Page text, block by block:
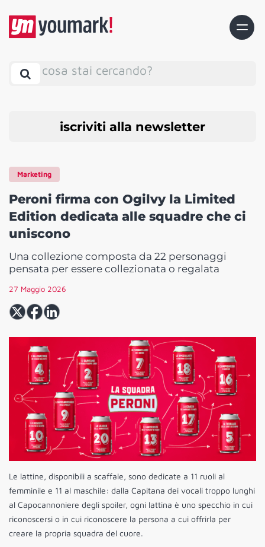
cosa stai cercando?
iscriviti alla newsletter
Marketing
Peroni firma con Ogilvy la Limited
Edition dedicata alle squadre che ci
uniscono
Una collezione composta da 22 personaggi
pensata per essere collezionata o regalata
27 Maggio 2026
Le lattine, disponibili a scaffale, sono dedicate a 11 ruoli al
femminile e 11 al maschile: dalla Capitana dei vocali troppo lunghi
al Capocannoniere degli spoiler, ogni lattina è uno specchio in cui
riconoscersi o in cui riconoscere la persona a cui offrirla per
creare la propria squadra del cuore.